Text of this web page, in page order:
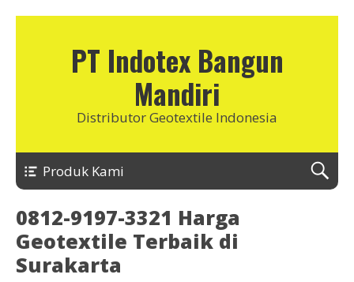
PT Indotex Bangun
Mandiri
Distributor Geotextile Indonesia
Produk Kami
0812-9197-3321 Harga
Geotextile Terbaik di
Surakarta